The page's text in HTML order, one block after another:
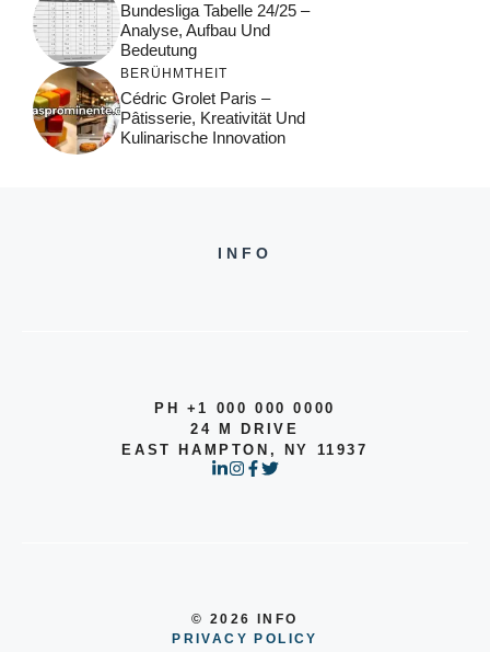
Bundesliga Tabelle 24/25 –
Analyse, Aufbau Und
Bedeutung
BERÜHMTHEIT
Cédric Grolet Paris –
Pâtisserie, Kreativität Und
Kulinarische Innovation
INFO
PH +1 000 000 0000
24 M DRIVE
EAST HAMPTON, NY 11937
© 2026 INFO
PRIVACY POLICY